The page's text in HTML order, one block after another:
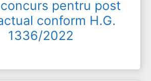
pentru post
conform H.G.
1336/2022